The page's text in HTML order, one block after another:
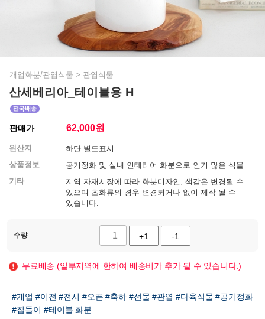
개업화분/관엽식물 > 관엽식물
산세베리아_테이블용 H
판매가 62,000원
원산지
하단 별도표시
상품정보
공기정화 및 실내 인테리어 화분으로 인기 많은 식물
기타
지역 자재시장에 따라 화분디자인, 색감은 변경될 수
있으며 초화류의 경우 변경되거나 없이 제작 될 수
있습니다.
수량 +1 -1
무료배송 (일부지역에 한하여 배송비가 추가 될 수 있습니다.)
#개업 #이전 #전시 #오픈 #축하 #선물 #관엽 #다육식물 #공기정화
#집들이 #테이블 화분